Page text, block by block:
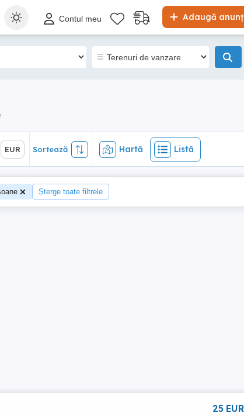
Adaugă anunț
Contul meu
EUR Sortează Hartă Listă
EUR Sortează Hartă Listă
Șterge toate filtrele
25 EUR